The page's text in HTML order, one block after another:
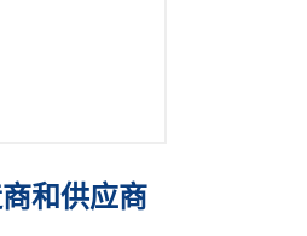
和供应商